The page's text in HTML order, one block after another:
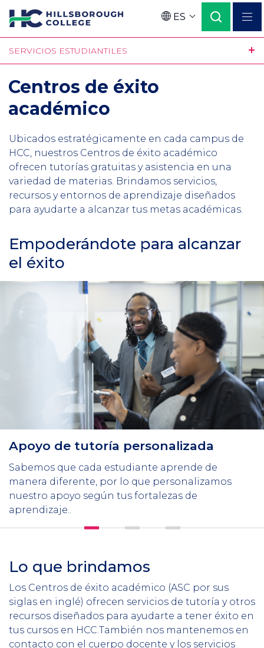
Pasar
contenido
principal
Language
ES
SERVICIOS ESTUDIANTILES
Centros de éxito
académico
Ubicados estratégicamente en cada campus de
HCC, nuestros Centros de éxito académico
ofrecen tutorías gratuitas y asistencia en una
variedad de materias. Brindamos servicios,
recursos y entornos de aprendizaje diseñados
para ayudarte a alcanzar tus metas académicas.
Empoderándote para alcanzar
el éxito
Apoyo de tutoría personalizada
Sabemos que cada estudiante aprende de
manera diferente, por lo que personalizamos
nuestro apoyo según tus fortalezas de
aprendizaje..
Section
Header
Lo que brindamos
Intro
Los Centros de éxito académico (ASC por sus
siglas en inglé) ofrecen servicios de tutoría y otros
recursos diseñados para ayudarte a tener éxito en
tus cursos en HCC.También nos mantenemos en
contacto con el cuerpo docente y los servicios